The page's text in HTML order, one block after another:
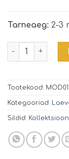
Tarneaeg: 2-3
Rippvalgusti
Tootekood:
Kategooriad:
Sildid: